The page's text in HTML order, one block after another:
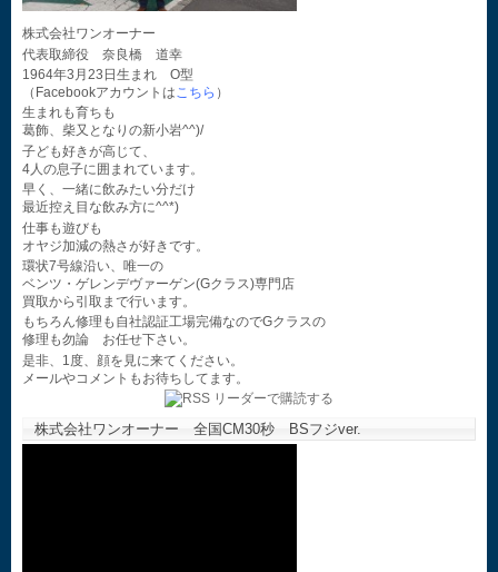
株式会社ワンオーナー
代表取締役 奈良橋 道幸
1964年3月23日生まれ O型
（Facebookアカウントはこちら ）
生まれも育ちも
葛飾、柴又となりの新小岩^^)/
子ども好きが高じて、
4人の息子に囲まれています。
早く、一緒に飲みたい分だけ
最近控え目な飲み方に^^*)
仕事も遊びも
オヤジ加減の熱さが好きです。
環状7号線沿い、唯一の
ベンツ・ゲレンデヴァーゲン(Gクラス)専門店
買取から引取まで行います。
もちろん修理も自社認証工場完備なのでGクラスの
修理も勿論 お任せ下さい。
是非、1度、顔を見に来てください。
メールやコメントもお待ちしてます。
株式会社ワンオーナー 全国CM30秒 BSフジver.